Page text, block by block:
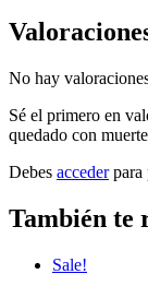
No hay
Sé el primero en
quedado con
Debes accederpara
También te
Sale!